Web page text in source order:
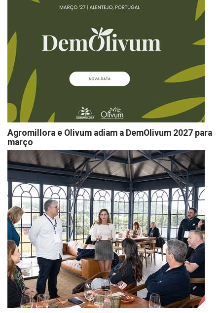
Agromillora e Olivum adiam a DemOlivum 2027 para
março